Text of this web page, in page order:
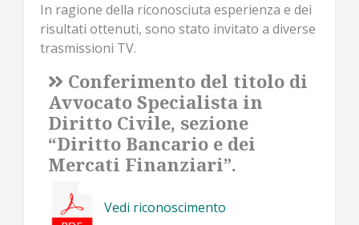
In ragione della riconosciuta esperienza e dei
risultati ottenuti, sono stato invitato a diverse
trasmissioni TV.
Conferimento del titolo di
Avvocato Specialista in
Diritto Civile, sezione
“Diritto Bancario e dei
Mercati Finanziari”.
Vedi riconoscimento